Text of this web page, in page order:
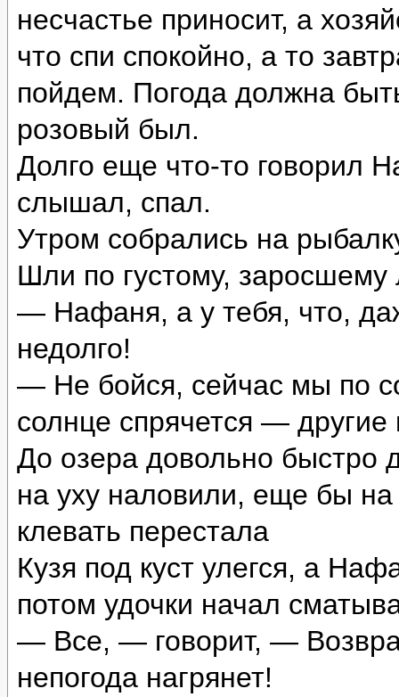
несчастье приносит, а
что спи спокойно, а то
пойдем. Погода должна
розовый был.
Долго еще что-то говорил
слышал, спал.
Утром собрались на
Шли по густому, заросшему
— Нафаня, а у тебя, что,
недолго!
— Не бойся, сейчас мы по
солнце спрячется —
До озера довольно
на уху наловили, еще бы
клевать перестала
Кузя под куст улегся, а
потом удочки начал
— Все, — говорит, —
непогода нагрянет!